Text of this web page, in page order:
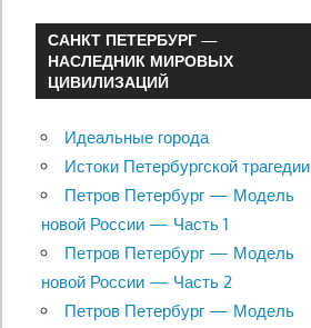
САНКТ ПЕТЕРБУРГ —
НАСЛЕДНИК МИРОВЫХ
ЦИВИЛИЗАЦИЙ
Идеальные города
Истоки Петербургской трагедии
Петров Петербург — Модель
новой России — Часть 1
Петров Петербург — Модель
новой России — Часть 2
Петров Петербург — Модель